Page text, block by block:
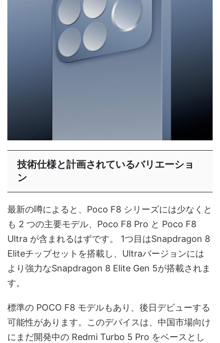
技術仕様と計画されているバリエーショ
ン
最新の噂によると、Poco F8 シリーズには少なくと
も 2 つの主要モデル、Poco F8 Pro と Poco F8
Ultra が含まれるはずです。 1つ目はSnapdragon 8
Eliteチップセットを搭載し、Ultraバージョンには
より強力なSnapdragon 8 Elite Gen 5が搭載されま
す。
標準の POCO F8 モデルもあり、後日デビューする
可能性があります。このデバイスは、中国市場向け
にまだ開発中の Redmi Turbo 5 Pro をベースとし